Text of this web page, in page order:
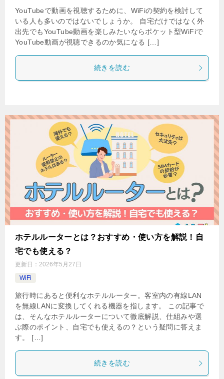
YouTubeで動画を視聴するために、WiFiの契約を検討して
いる人も多いのではないでしょうか。 自宅だけではなく外
出先でもYouTube動画を楽しみたいならポケット型WiFiで
YouTube動画が視聴できるのか気になる […]
続きを読む
ホテルルーターとは？おすすめ・使い方を解説！自
宅でも使える？
更新日： 2026年5月27日
WiFi
旅行時にあると便利なホテルルーター。客室内の有線LAN
を無線LANに変換してくれる機器を指します。 この記事で
は、そんなホテルルーターについて徹底解説、仕組みや選
ぶ際のポイント、自宅でも使えるの？という疑問に答えま
す。 […]
続きを読む